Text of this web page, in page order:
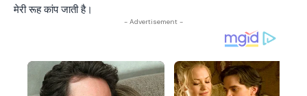
मेरी रूह कांप जाती है।
- Advertisement -